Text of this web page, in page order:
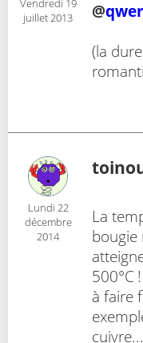
Vendredi 19
juillet 2013
@
(la
Lundi 22
décembre
2014
La
bougie
500°C
à faire
cuivre...